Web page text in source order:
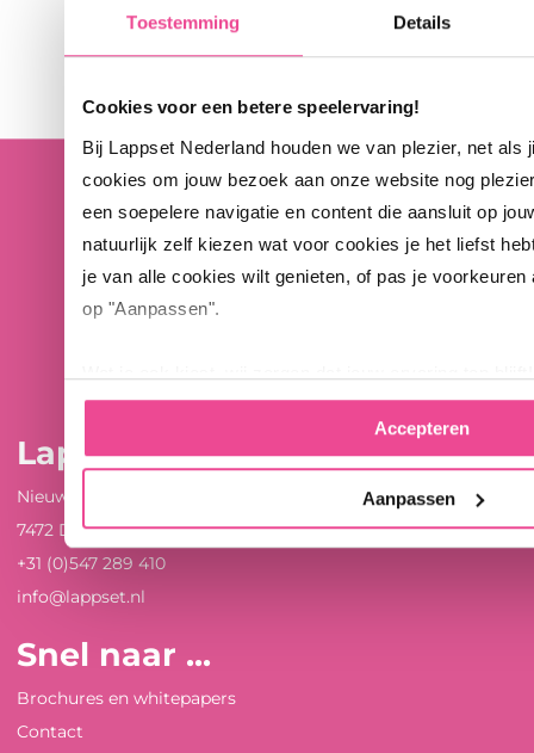
Toestemming Details
Cookies voor een betere speelervaring!
Bij Lappset Nederland houden we van plezier, net als
cookies om jouw bezoek aan onze website nog
een soepelere navigatie en content die aansluit op
natuurlijk zelf kiezen wat voor cookies je het liefst
je van alle cookies wilt genieten, of pas je voorkeuren
op "Aanpassen".
Accepteren
Aanpassen
Lappset Nederland
Nieuwenkampsmaten 12
7472 DE Goor
+31 (0)547 289 410
info@lappset.nl
Snel naar ...
Brochures en whitepapers
Contact